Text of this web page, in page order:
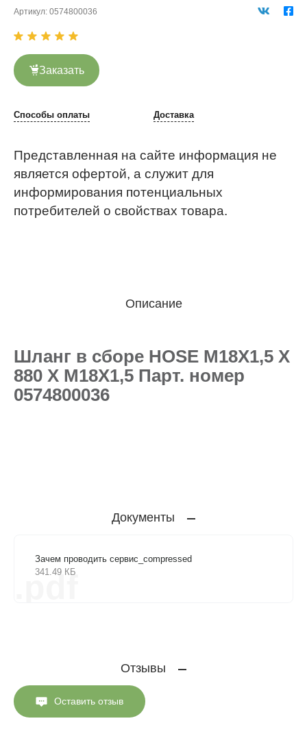
Артикул: 0574800036
Заказать
Способы оплаты Доставка
Представленная на сайте информация не
является офертой, а служит для
информирования потенциальных
потребителей о свойствах товара.
Описание
Шланг в сборе HOSE M18X1,5 X
880 X M18X1,5 Парт. номер
0574800036
Документы
Зачем проводить сервис_compressed
341.49 КБ
.pdf
Отзывы
Оставить отзыв